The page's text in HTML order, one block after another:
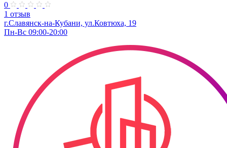
0
1 отзыв
г.Славянск-на-Кубани, ул.Ковтюха, 19
Пн-Вс 09:00-20:00